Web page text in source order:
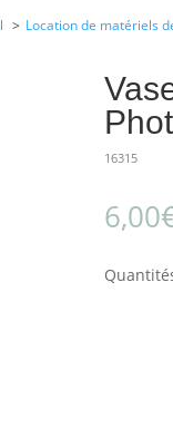
Location de matériels
16315
6,00